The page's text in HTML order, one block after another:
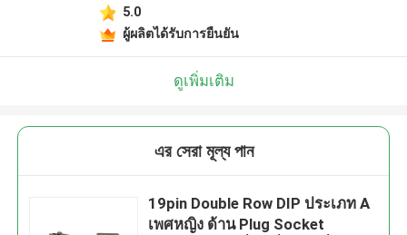
5.0
ผู้ผลิตได้รับการยืนยัน
ดูเพิ่มเติม
এর সেরা মূল্য পান
19pin Double Row DIP ประเภท A
เพศหญิง ด้าน Plug Socket